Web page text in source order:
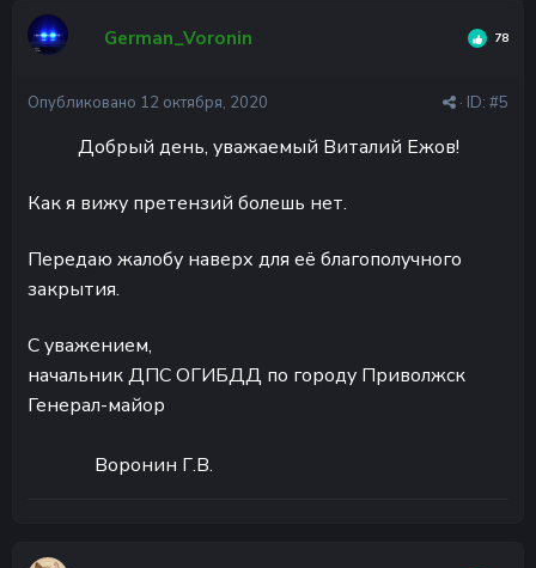
German_Voronin 78
· ID: #5
Опубликовано 12 октября, 2020
Добрый день, уважаемый Виталий Ежов!
Как я вижу претензий болешь нет.
Передаю жалобу наверх для её благополучного
закрытия.
С уважением,
начальник ДПС ОГИБДД по городу Приволжск
Генерал-майор
Воронин Г.В.